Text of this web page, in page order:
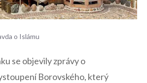
o Islámu
se objevily zprávy o
Borovského, ⁣který